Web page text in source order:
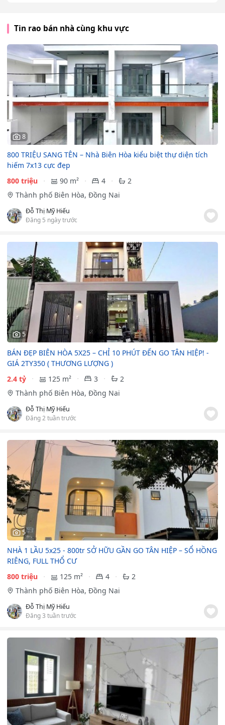
Tin rao bán nhà cùng khu vực
8
800 TRIỆU SANG TÊN – Nhà Biên Hòa kiểu biệt thự diện tích
hiếm 7x13 cực đẹp
800 triệu
90 m² 4
2
Thành phố Biên Hòa, Đồng Nai
Đỗ Thị Mỹ Hiếu
Đăng 5 ngày trước
5
BÁN ĐẸP BIÊN HÒA 5X25 – CHỈ 10 PHÚT ĐẾN GO TÂN HIỆP! -
GIÁ 2TY350 ( THƯƠNG LƯỢNG )
2.4 tỷ
125 m² 3
2
Thành phố Biên Hòa, Đồng Nai
Đỗ Thị Mỹ Hiếu
Đăng 2 tuần trước
5
NHÀ 1 LẦU 5x25 - 800tr SỞ HỮU GẦN GO TÂN HIỆP – SỔ HỒNG
RIÊNG, FULL THỔ CƯ
800 triệu
125 m² 4
2
Thành phố Biên Hòa, Đồng Nai
Đỗ Thị Mỹ Hiếu
Đăng 3 tuần trước